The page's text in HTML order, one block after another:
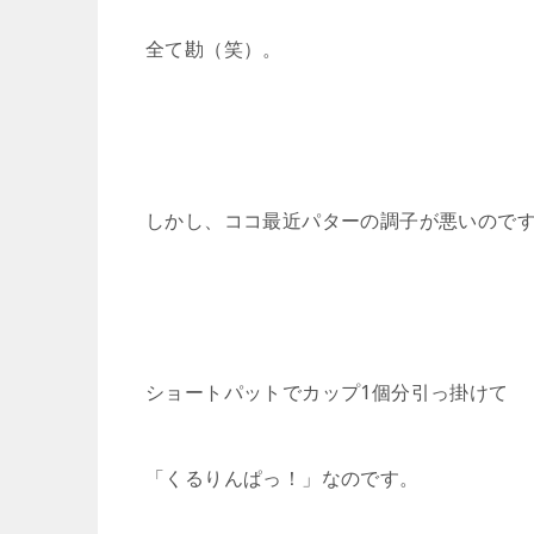
全て勘（笑）。
しかし、ココ最近パターの調子が悪いので
ショートパットでカップ1個分引っ掛けて
「くるりんぱっ！」なのです。